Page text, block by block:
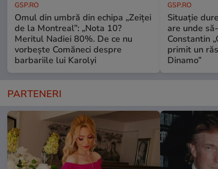
GSP.RO
Omul din umbră din echipa „Zeiței
de la Montreal”: „Nota 10?
Meritul Nadiei 80%. De ce nu
vorbește Comăneci despre
barbariile lui Karolyi
GSP.RO
Situație
are unde
Constantin
primit un
Dinamo”
PARTENERI